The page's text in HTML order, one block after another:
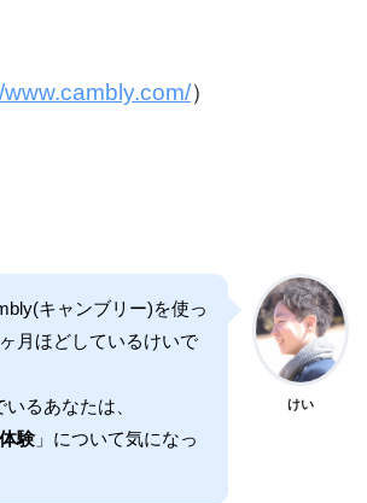
www.cambly.com/）
キャンブリー)を使っ
月ほどしているけいで
るあなたは、
験」について気になっ
けい